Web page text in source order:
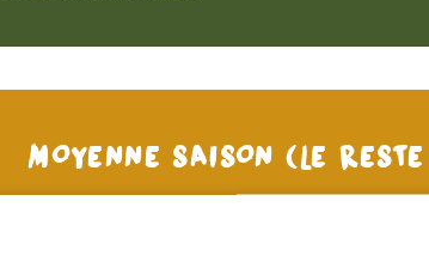
MOYENNE SAISON(LE